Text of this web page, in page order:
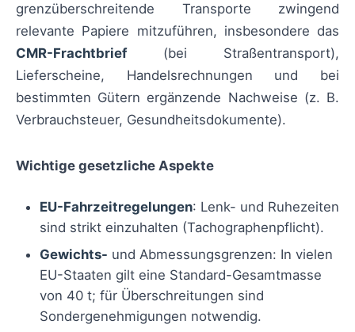
grenzüberschreitende Transporte zwingend
relevante Papiere mitzuführen, insbesondere das
CMR-Frachtbrief(bei Straßentransport),
Lieferscheine, Handelsrechnungen und bei
bestimmten Gütern ergänzende Nachweise (z. B.
Verbrauchsteuer, Gesundheitsdokumente).
Wichtige gesetzliche Aspekte
EU-Fahrzeitregelungen: Lenk- und Ruhezeiten
sind strikt einzuhalten (Tachographenpflicht).
Gewichts- und Abmessungsgrenzen: In vielen
EU-Staaten gilt eine Standard-Gesamtmasse
von 40 t; für Überschreitungen sind
Sondergenehmigungen notwendig.